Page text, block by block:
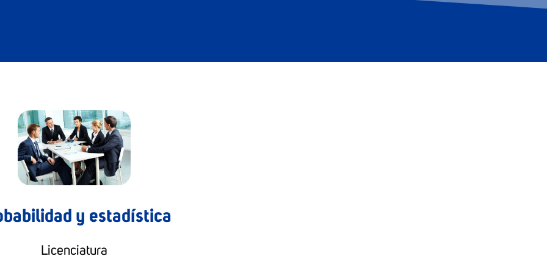
y estadística
Licenciatura